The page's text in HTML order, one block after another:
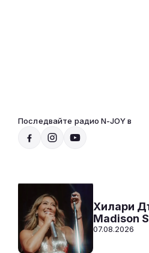
Последвайте радио N-JOY в
СЛУШАЙ
00:00 - 12:00
Хилари
Madison
07.08.2026